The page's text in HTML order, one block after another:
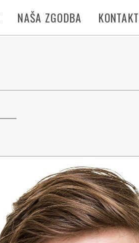
NAŠA ZGODBA KONTAKT